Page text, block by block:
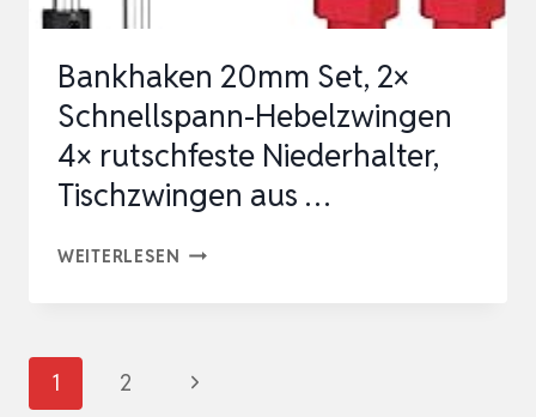
TISCHEN
MIT
20-
MM-
Bankhaken 20mm Set, 2×
Schnellspann-Hebelzwingen
4× rutschfeste Niederhalter,
Tischzwingen aus …
WEITERLESEN BANKHAKEN
SCHNELLSPANN-
Seitennavigation
1 2
Nächste